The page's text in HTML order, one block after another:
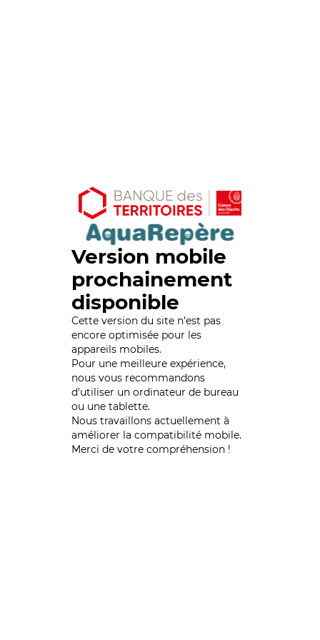
Version mobile
prochainement
disponible
Cette version du site n’est pas
encore optimisée pour les
appareils mobiles.
Pour une meilleure expérience,
nous vous recommandons
d'utiliser un ordinateur de bureau
ou une tablette.
Nous travaillons actuellement à
améliorer la compatibilité mobile.
Merci de votre compréhension !